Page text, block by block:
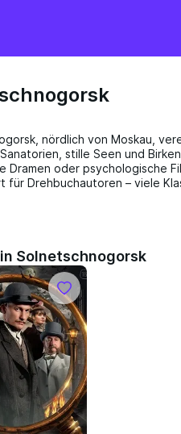
nördlich von Moskau,
stille Seen und
Dramen oder psychologische
für Drehbuchautoren – viele
Solnetschnogorsk